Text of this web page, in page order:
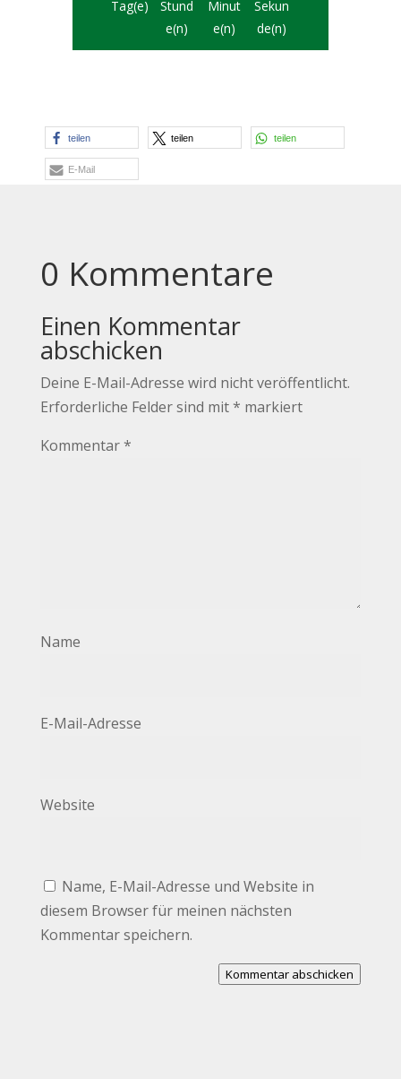
Tag(e)
Stund
e(n)
Minut
e(n)
Sekun
de(n)
teilen teilen teilen
E-Mail
0 Kommentare
Einen Kommentar
abschicken
Deine E-Mail-Adresse wird nicht veröffentlicht.
Erforderliche Felder sind mit* markiert
Kommentar*
Name
E-Mail-Adresse
Website
Name, E-Mail-Adresse und Website in
diesem Browser für meinen nächsten
Kommentar speichern.
Kommentar abschicken